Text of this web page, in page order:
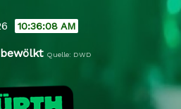
10:36:09 AM
Quelle: DWD